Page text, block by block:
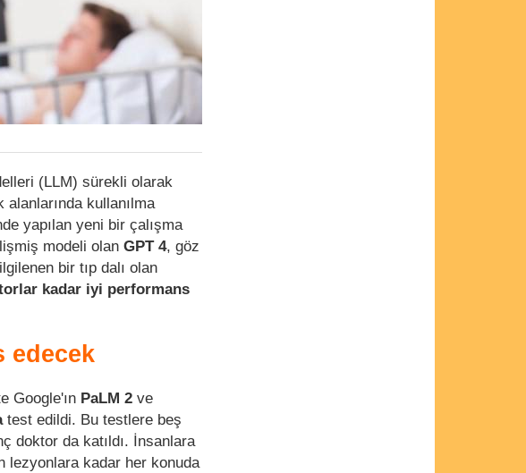
(LLM) sürekli olarak
kullanılma
yapılan yeni bir çalışma
modeli olan GPT 4, göz
bir tıp dalı olan
kadar iyi performans
edecek
Google'ın PaLM 2 ve
test edildi. Bu testlere beş
doktor da katıldı. İnsanlara
lezyonlara kadar her konuda